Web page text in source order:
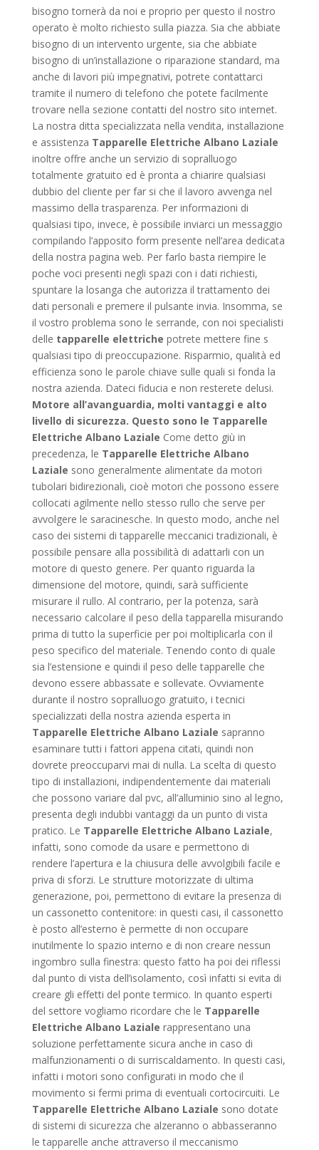
bisogno tornerà da noi e proprio per questo il nostro
operato è molto richiesto sulla piazza. Sia che abbiate
bisogno di un intervento urgente, sia che abbiate
bisogno di un’installazione o riparazione standard, ma
anche di lavori più impegnativi, potrete contattarci
tramite il numero di telefono che potete facilmente
trovare nella sezione contatti del nostro sito internet.
La nostra ditta specializzata nella vendita, installazione
e assistenza Tapparelle Elettriche Albano Laziale
inoltre offre anche un servizio di sopralluogo
totalmente gratuito ed è pronta a chiarire qualsiasi
dubbio del cliente per far si che il lavoro avvenga nel
massimo della trasparenza. Per informazioni di
qualsiasi tipo, invece, è possibile inviarci un messaggio
compilando l’apposito form presente nell’area dedicata
della nostra pagina web. Per farlo basta riempire le
poche voci presenti negli spazi con i dati richiesti,
spuntare la losanga che autorizza il trattamento dei
dati personali e premere il pulsante invia. Insomma, se
il vostro problema sono le serrande, con noi specialisti
delle tapparelle elettriche potrete mettere fine s
qualsiasi tipo di preoccupazione. Risparmio, qualità ed
efficienza sono le parole chiave sulle quali si fonda la
nostra azienda. Dateci fiducia e non resterete delusi.
Motore all’avanguardia, molti vantaggi e alto
livello di sicurezza. Questo sono le Tapparelle
Elettriche Albano Laziale Come detto giù in
precedenza, le Tapparelle Elettriche Albano
Laziale sono generalmente alimentate da motori
tubolari bidirezionali, cioè motori che possono essere
collocati agilmente nello stesso rullo che serve per
avvolgere le saracinesche. In questo modo, anche nel
caso dei sistemi di tapparelle meccanici tradizionali, è
possibile pensare alla possibilità di adattarli con un
motore di questo genere. Per quanto riguarda la
dimensione del motore, quindi, sarà sufficiente
misurare il rullo. Al contrario, per la potenza, sarà
necessario calcolare il peso della tapparella misurando
prima di tutto la superficie per poi moltiplicarla con il
peso specifico del materiale. Tenendo conto di quale
sia l’estensione e quindi il peso delle tapparelle che
devono essere abbassate e sollevate. Ovviamente
durante il nostro sopralluogo gratuito, i tecnici
specializzati della nostra azienda esperta in
Tapparelle Elettriche Albano Laziale sapranno
esaminare tutti i fattori appena citati, quindi non
dovrete preoccuparvi mai di nulla. La scelta di questo
tipo di installazioni, indipendentemente dai materiali
che possono variare dal pvc, all’alluminio sino al legno,
presenta degli indubbi vantaggi da un punto di vista
pratico. Le Tapparelle Elettriche Albano Laziale,
infatti, sono comode da usare e permettono di
rendere l’apertura e la chiusura delle avvolgibili facile e
priva di sforzi. Le strutture motorizzate di ultima
generazione, poi, permettono di evitare la presenza di
un cassonetto contenitore: in questi casi, il cassonetto
è posto all’esterno è permette di non occupare
inutilmente lo spazio interno e di non creare nessun
ingombro sulla finestra: questo fatto ha poi dei riflessi
dal punto di vista dell’isolamento, così infatti si evita di
creare gli effetti del ponte termico. In quanto esperti
del settore vogliamo ricordare che le Tapparelle
Elettriche Albano Laziale rappresentano una
soluzione perfettamente sicura anche in caso di
malfunzionamenti o di surriscaldamento. In questi casi,
infatti i motori sono configurati in modo che il
movimento si fermi prima di eventuali cortocircuiti. Le
Tapparelle Elettriche Albano Laziale sono dotate
di sistemi di sicurezza che alzeranno o abbasseranno
le tapparelle anche attraverso il meccanismo